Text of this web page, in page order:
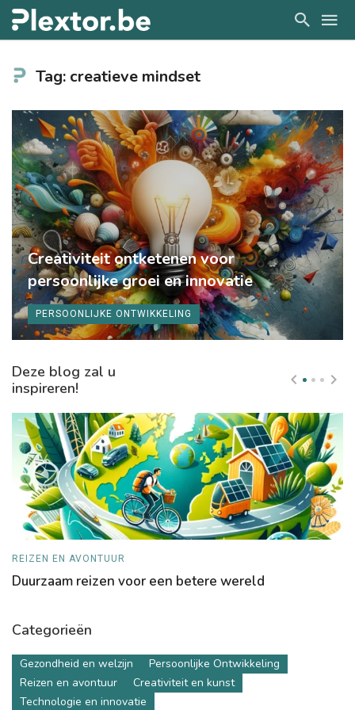
Tag: creatieve mindset
PERSOONLIJKE ONTWIKKELING
Creativiteit ontketenen voor
persoonlijke groei en innovatie
Deze blog zal u
inspireren!
REIZEN EN AVONTUUR
Duurzaam reizen voor een betere wereld
Categorieën
Gezondheid en welzijn
Persoonlijke Ontwikkeling
Reizen en avontuur
Creativiteit en kunst
Technologie en innovatie